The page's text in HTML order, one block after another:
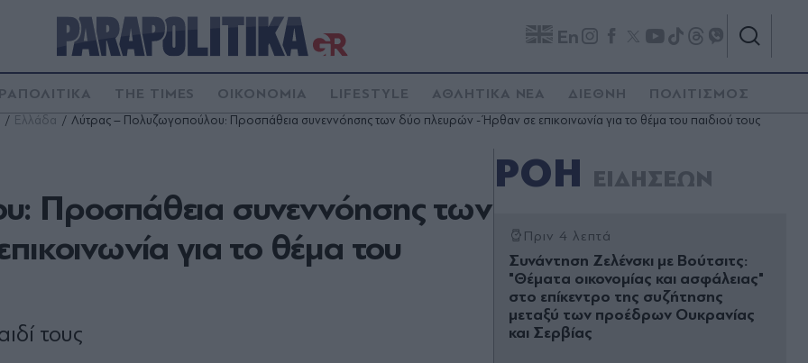
En
THE TIMES ΟΙΚΟΝΟΜΙΑ LIFESTYLE ΑΘΛΗΤΙΚΑ ΝΕΑ ΔΙΕΘΝΗ ΠΟΛΙΤΙΣΜΟΣ
Ελλάδα Λύτρας – Πολυζωγοπούλου: Προσπάθεια συνεννόησης των δύο πλευρών - Ήρθαν σε επικοινωνία για το θέμα του παιδιού τους
Προσπάθεια συνεννόησης των
για το θέμα του
τους
ΡΟΗ ΕΙΔΗΣΕΩΝ
Πριν 4 λεπτά
Συνάντηση Ζελένσκι με Βούτσιτς:
"Θέματα οικονομίας και ασφάλειας"
στο επίκεντρο της συζήτησης
μεταξύ των προέδρων Ουκρανίας
και Σερβίας